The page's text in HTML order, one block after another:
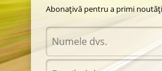
Abonațivă pentru a primi